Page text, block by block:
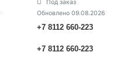
Под заказ
Обновлено 09.08.2026
+7 8112 660-223
+7 8112 660-223